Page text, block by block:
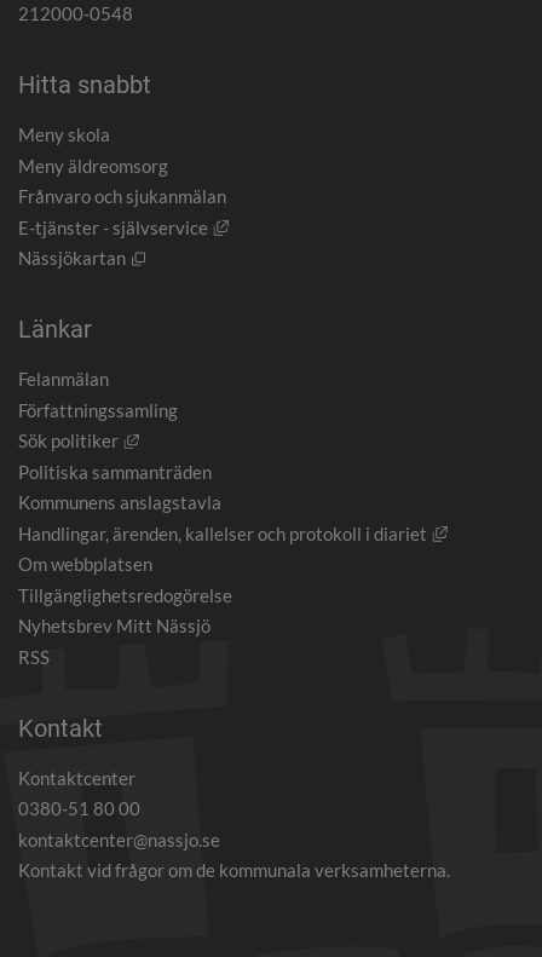
212000-0548
Hitta snabbt
Meny skola
Meny äldreomsorg
Frånvaro och sjukanmälan
E-tjänster - självservice
Länk till annan webbplats, öppnas i
Nässjökartan
Öppnas i nytt fönster.
Länkar
Felanmälan
Författningssamling
Sök politiker
Länk till annan webbplats, öppnas i nytt fönster.
Politiska sammanträden
Kommunens anslagstavla
Handlingar, ärenden, kallelser och protokoll i diariet
Länk till
Om webbplatsen
Tillgänglighetsredogörelse
Nyhetsbrev Mitt Nässjö
RSS
Kontakt
Kontaktcenter
0380-51 80 00
kontaktcenter@nassjo.se
Kontakt vid frågor om de kommunala verksamheterna.